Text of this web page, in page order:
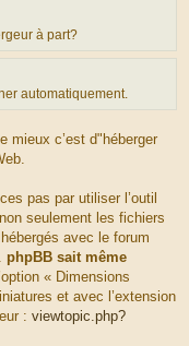
à part?
automatiquement.
mieux c’est d"héberger
pas par utiliser l’outil
seulement les fichiers
avec le forum
phpBB sait même
« Dimensions
et avec l’extension
: viewtopic.php?